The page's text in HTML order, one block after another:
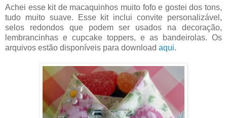
Achei esse kit de macaquinhos muito fofo e gostei dos tons,
tudo muito suave. Esse kit inclui convite personalizável,
selos redondos que podem ser usados na decoração,
lembrancinhas e cupcake toppers, e as bandeirolas. Os
arquivos estão disponíveis para download aqui.